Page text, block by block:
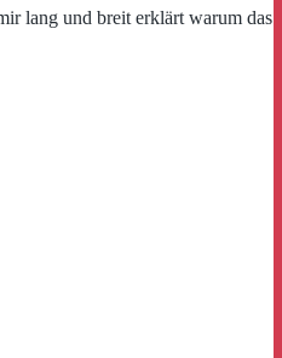
lang und breit erklärt warum das